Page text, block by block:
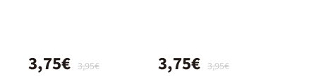
3,95€
3,75€ 3,95€
3,75€